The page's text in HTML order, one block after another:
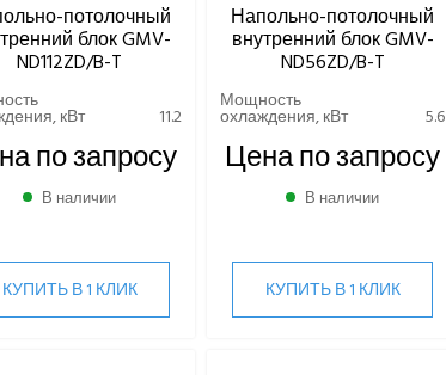
потолочный
блок GMV-
ND112ZD/B-T
кВт 11.2
по запросу
В наличии
КУПИТЬ В 1 КЛИК
Напольно-потолочный
внутренний блок GMV-
ND56ZD/B-T
Мощность
охлаждения, кВт 5.6
Цена по запросу
В наличии
КУПИТЬ В 1 КЛИК